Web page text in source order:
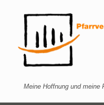
Meine Hoffnung und meine